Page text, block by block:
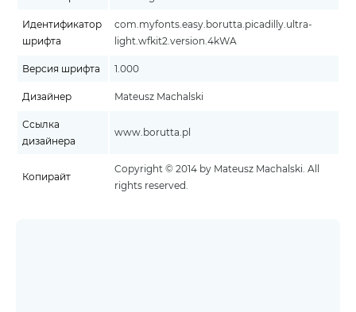
Идентификатор
шрифта
com.myfonts.easy.borutta.picadilly.ultra-
light.wfkit2.version.4kWA
Версия шрифта 1.000
Дизайнер Mateusz Machalski
Ссылка
дизайнера
www.borutta.pl
Копирайт
Copyright © 2014 by Mateusz Machalski. All
rights reserved.